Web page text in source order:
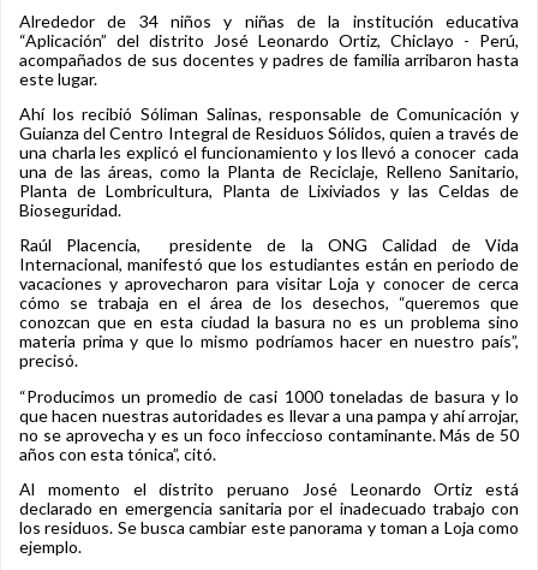
Alrededor de 34 niños y niñas de la institución educativa
“Aplicación” del distrito José Leonardo Ortiz, Chiclayo - Perú,
acompañados de sus docentes y padres de familia arribaron hasta
este lugar.
Ahí los recibió Sóliman Salinas, responsable de Comunicación y
Guianza del Centro Integral de Residuos Sólidos, quien a través de
una charla les explicó el funcionamiento y los llevó a conocer cada
una de las áreas, como la Planta de Reciclaje, Relleno Sanitario,
Planta de Lombricultura, Planta de Lixiviados y las Celdas de
Bioseguridad.
Raúl Placencia, presidente de la ONG Calidad de Vida
Internacional, manifestó que los estudiantes están en periodo de
vacaciones y aprovecharon para visitar Loja y conocer de cerca
cómo se trabaja en el área de los desechos, “queremos que
conozcan que en esta ciudad la basura no es un problema sino
materia prima y que lo mismo podríamos hacer en nuestro país”,
precisó.
“Producimos un promedio de casi 1000 toneladas de basura y lo
que hacen nuestras autoridades es llevar a una pampa y ahí arrojar,
no se aprovecha y es un foco infeccioso contaminante. Más de 50
años con esta tónica”, citó.
Al momento el distrito peruano José Leonardo Ortiz está
declarado en emergencia sanitaria por el inadecuado trabajo con
los residuos. Se busca cambiar este panorama y toman a Loja como
ejemplo.